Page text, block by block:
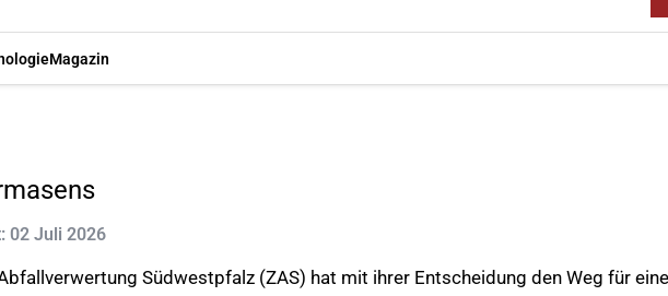
Magazin
02 Juli 2026
Südwestpfalz (ZAS) hat mit ihrer Entscheidung den Weg für